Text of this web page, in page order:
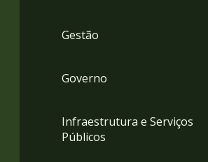
Gestão
Governo
Infraestrutura e Serviços
Públicos